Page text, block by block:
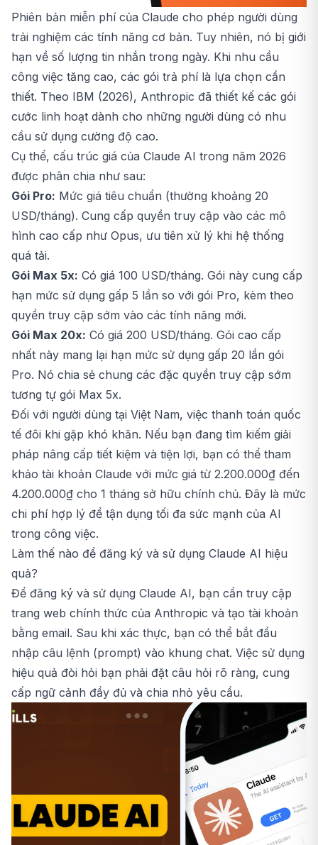
Phiên bản miễn phí của Claude cho phép người dùng
trải nghiệm các tính năng cơ bản. Tuy nhiên, nó bị giới
hạn về số lượng tin nhắn trong ngày. Khi nhu cầu
công việc tăng cao, các gói trả phí là lựa chọn cần
thiết. Theo IBM (2026), Anthropic đã thiết kế các gói
cước linh hoạt dành cho những người dùng có nhu
cầu sử dụng cường độ cao.
Cụ thể, cấu trúc giá của Claude AI trong năm 2026
được phân chia như sau:
Gói Pro: Mức giá tiêu chuẩn (thường khoảng 20
USD/tháng). Cung cấp quyền truy cập vào các mô
hình cao cấp như Opus, ưu tiên xử lý khi hệ thống
quá tải.
Gói Max 5x: Có giá 100 USD/tháng. Gói này cung cấp
hạn mức sử dụng gấp 5 lần so với gói Pro, kèm theo
quyền truy cập sớm vào các tính năng mới.
Gói Max 20x: Có giá 200 USD/tháng. Gói cao cấp
nhất này mang lại hạn mức sử dụng gấp 20 lần gói
Pro. Nó chia sẻ chung các đặc quyền truy cập sớm
tương tự gói Max 5x.
Đối với người dùng tại Việt Nam, việc thanh toán quốc
tế đôi khi gặp khó khăn. Nếu bạn đang tìm kiếm giải
pháp nâng cấp tiết kiệm và tiện lợi, bạn có thể tham
khảo tài khoản Claude với mức giá từ 2.200.000₫ đến
4.200.000₫ cho 1 tháng sở hữu chính chủ. Đây là mức
chi phí hợp lý để tận dụng tối đa sức mạnh của AI
trong công việc.
Làm thế nào để đăng ký và sử dụng Claude AI hiệu
quả?
Để đăng ký và sử dụng Claude AI, bạn cần truy cập
trang web chính thức của Anthropic và tạo tài khoản
bằng email. Sau khi xác thực, bạn có thể bắt đầu
nhập câu lệnh (prompt) vào khung chat. Việc sử dụng
hiệu quả đòi hỏi bạn phải đặt câu hỏi rõ ràng, cung
cấp ngữ cảnh đầy đủ và chia nhỏ yêu cầu.